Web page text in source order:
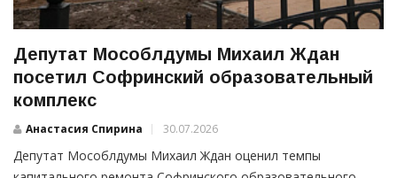
Депутат Мособлдумы Михаил Ждан
посетил Софринский образовательный
комплекс
Анастасия Спирина 30.07.2026
Депутат Мособлдумы Михаил Ждан оценил темпы